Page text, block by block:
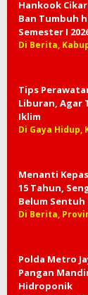
Hankook
Ban Tumbuh
Semester I
Di Berita,
Tips
Liburan, Agar
Iklim
Di Gaya Hidup,
Menanti
15 Tahun,
Belum
Di Berita,
Polda Metro
Pangan
Hidroponik